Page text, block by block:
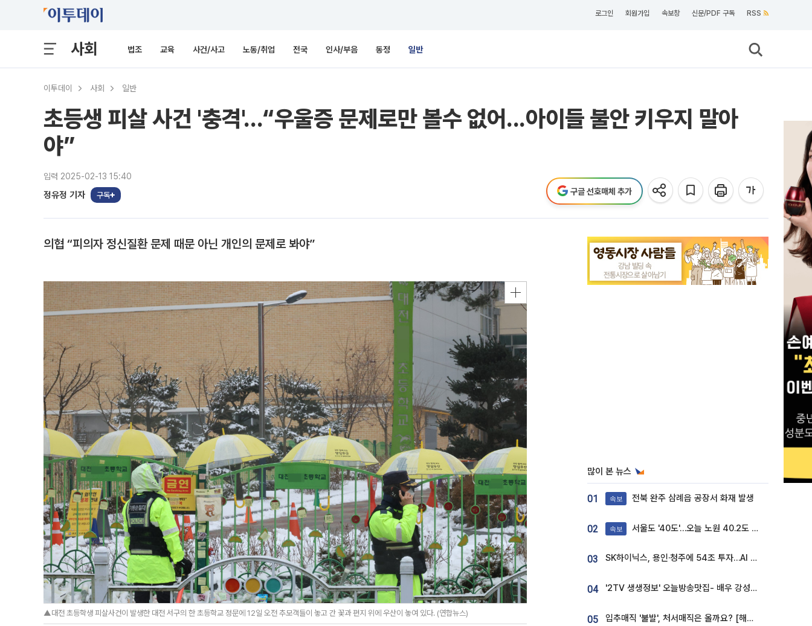
로그인 회원가입 속보창 신문/PDF 구독 RSS
사회 법조 교육 사건/사고 노동/취업 전국 인사/부음 동정 일반
이투데이 사회 일반
초등생 피살 사건 '충격'...“우울증 문제로만 볼수 없어...아이들 불안 키우지 말아
야”
입력 2025-02-13 15:40
정유정 기자 구독 구글 선호매체 추가
의협 “피의자 정신질환 문제 때문 아닌 개인의 문제로 봐야”
▲대전 초등학생 피살사건이 발생한 대전 서구의 한 초등학교 정문에 12일 오전 추모객들이 놓고 간 꽃과 편지 위에 우산이 놓여 있다. (연합뉴스)
많이 본 뉴스
01 속보 전북 완주 삼례읍 공장서 화재 발생
02 속보 서울도 '40도'…오늘 노원 40.2도 기록
03 SK하이닉스, 용인·청주에 54조 투자…AI 메모리 생산기지 키운다
04 '2TV 생생정보' 오늘방송맛집- 배우 강성진 단골! 쌀국수ㆍ푸팟퐁 커리 맛집 '블○○○'
05 입추매직 '불발', 처서매직은 올까요? [해시태그]